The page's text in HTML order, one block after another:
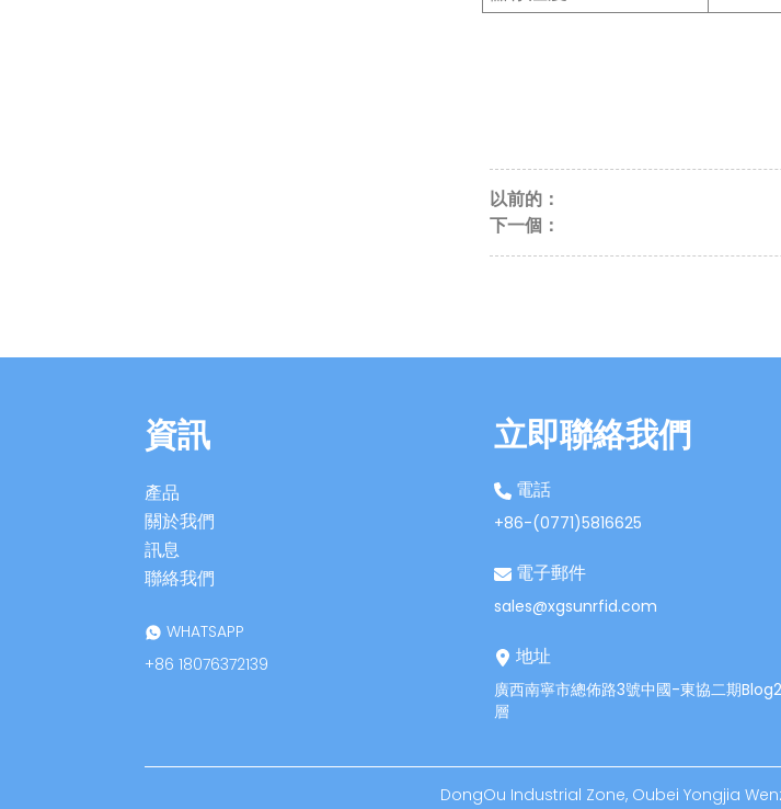
以前的：
下一個：
資訊
產品
關於我們
訊息
聯絡我們
WHATSAPP
+86 18076372139
立即聯絡我們
電話
+86-(0771)5816625
電子郵件
sales@xgsunrfid.com
地址
廣西南寧市總佈路3號中國-東協二期
層
DongOu Industrial Zone, Oubei Yongjia